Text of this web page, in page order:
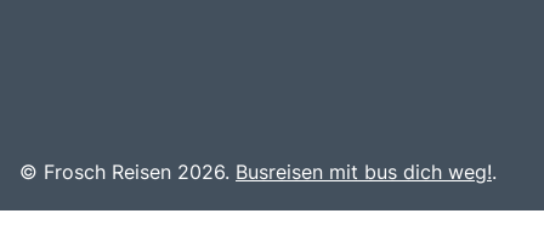
© Frosch Reisen 2026. Busreisen mit bus dich weg!.